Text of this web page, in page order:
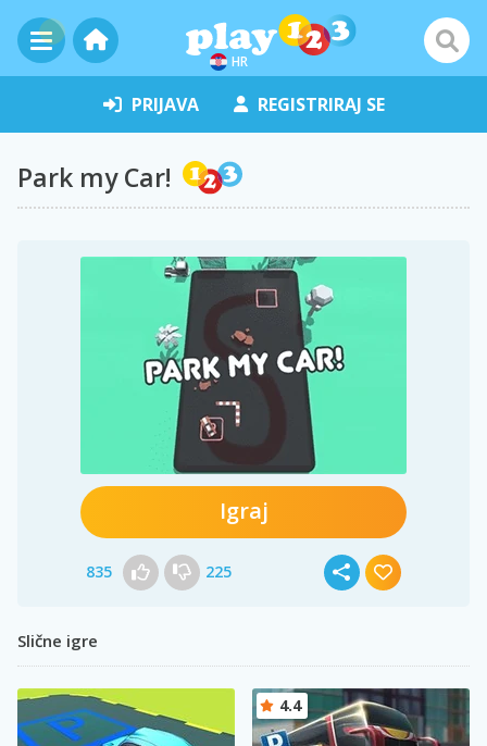
HR
PRIJAVA REGISTRIRAJ SE
Park my Car!
Igraj
835 225
Slične igre
4.4